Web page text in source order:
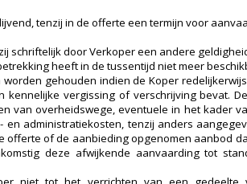
tenzij in de offerte een termijn voor
schriftelijk door Verkoper een andere
heeft in de tussentijd niet meer
gehouden indien de Koper
vergissing of verschrijving bevat.
van overheidswege, eventuele in het kader
administratiekosten, tenzij anders
of de aanbieding opgenomen aanbod
deze afwijkende aanvaarding tot